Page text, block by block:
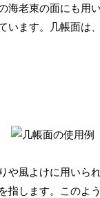
海老束の面にも用
います。几帳面は
や風よけに用いら
指します。このよ